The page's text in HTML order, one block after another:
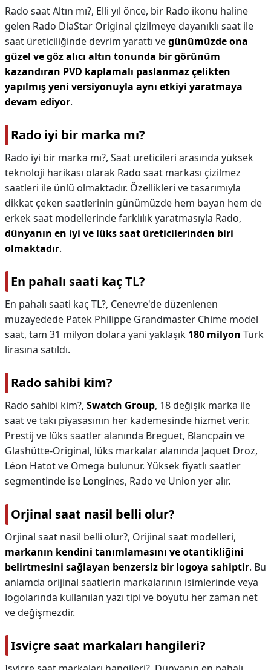
Rado saat Altın mı?, Elli yıl önce, bir Rado ikonu haline
gelen Rado DiaStar Original çizilmeye dayanıklı saat ile
saat üreticiliğinde devrim yarattı vegünümüzde ona
güzel ve göz alıcı altın tonunda bir görünüm
kazandıran PVD kaplamalı paslanmaz çelikten
yapılmış yeni versiyonuyla aynı etkiyi yaratmaya
devam ediyor.
Rado iyi bir marka mı?
Rado iyi bir marka mı?, Saat üreticileri arasında yüksek
teknoloji harikası olarak Rado saat markası çizilmez
saatleri ile ünlü olmaktadır. Özellikleri ve tasarımıyla
dikkat çeken saatlerinin günümüzde hem bayan hem de
erkek saat modellerinde farklılık yaratmasıyla Rado,
dünyanın en iyi ve lüks saat üreticilerinden biri
olmaktadır.
En pahalı saati kaç TL?
En pahalı saati kaç TL?, Cenevre'de düzenlenen
müzayedede Patek Philippe Grandmaster Chime model
saat, tam 31 milyon dolara yani yaklaşık 180 milyon Türk
lirasına satıldı.
Rado sahibi kim?
Rado sahibi kim?, Swatch Group, 18 değişik marka ile
saat ve takı piyasasının her kademesinde hizmet verir.
Prestij ve lüks saatler alanında Breguet, Blancpain ve
Glashütte-Original, lüks markalar alanında Jaquet Droz,
Léon Hatot ve Omega bulunur. Yüksek fiyatlı saatler
segmentinde ise Longines, Rado ve Union yer alır.
Orjinal saat nasil belli olur?
Orjinal saat nasil belli olur?, Orijinal saat modelleri,
markanın kendini tanımlamasını ve otantikliğini
belirtmesini sağlayan benzersiz bir logoya sahiptir. Bu
anlamda orijinal saatlerin markalarının isimlerinde veya
logolarında kullanılan yazı tipi ve boyutu her zaman net
ve değişmezdir.
Isviçre saat markaları hangileri?